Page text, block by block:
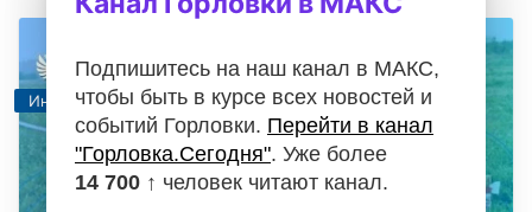
Информация
Подпишитесь на наш канал в МАКС,
чтобы быть в курсе всех новостей и
событий Горловки. Перейти в канал
"Горловка.Сегодня". Уже более
14 700 ↑ человек читают канал.